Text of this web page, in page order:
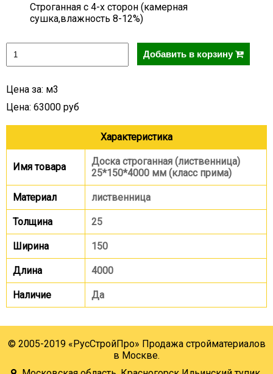
Строганная с 4-х сторон (камерная
сушка,влажность 8-12%)
Добавить в корзину
Цена за: м3
Цена: 63000 руб
Характеристика
Имя товара
Доска строганная (лиственница)
25*150*4000 мм (класс прима)
Материал лиственница
Толщина 25
Ширина 150
Длина 4000
Наличие Да
© 2005-2019 «РусСтройПро» Продажа стройматериалов
в Москве.